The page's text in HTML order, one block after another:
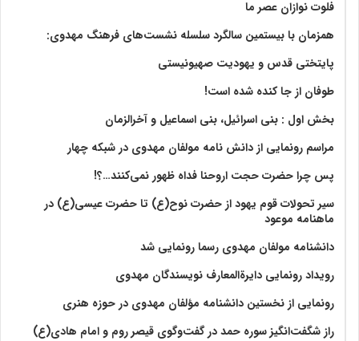
فلوت نوازان عصر ما
همزمان با بیستمین سالگرد سلسله نشست‌های فرهنگ مهدوی:‌
پایتختی قدس و یهودیت صهیونیستی
طوفان از جا کنده شده است!
بخش اول : بنی اسرائیل، بنی اسماعیل و آخرالزمان
مراسم رونمایی از دانش نامه مولفان مهدوی در شبکه چهار
پس چرا حضرت حجت اروحنا فداه ظهور نمی‌کنند…؟!
سیر تحولات قوم یهود از حضرت نوح(ع) تا حضرت عیسی(ع) در
ماهنامه موعود
دانشنامه مولفان مهدوی رسما رونمایی شد
رویداد رونمایی دایرةالمعارف نویسندگان مهدوی
رونمایی از نخستین دانشنامه مؤلفان مهدوی در حوزه هنری
راز شگفت‌انگیز سوره حمد در گفت‌وگوی قیصر روم و امام هادی(ع)